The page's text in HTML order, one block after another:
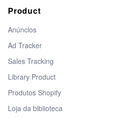
Product
Anúncios
Ad Tracker
Sales Tracking
Library Product
Produtos Shopify
Loja da biblioteca